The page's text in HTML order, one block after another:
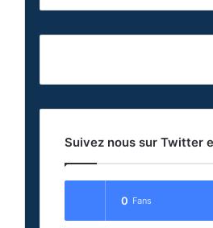
Suivez nous sur Twitter
0 Fans